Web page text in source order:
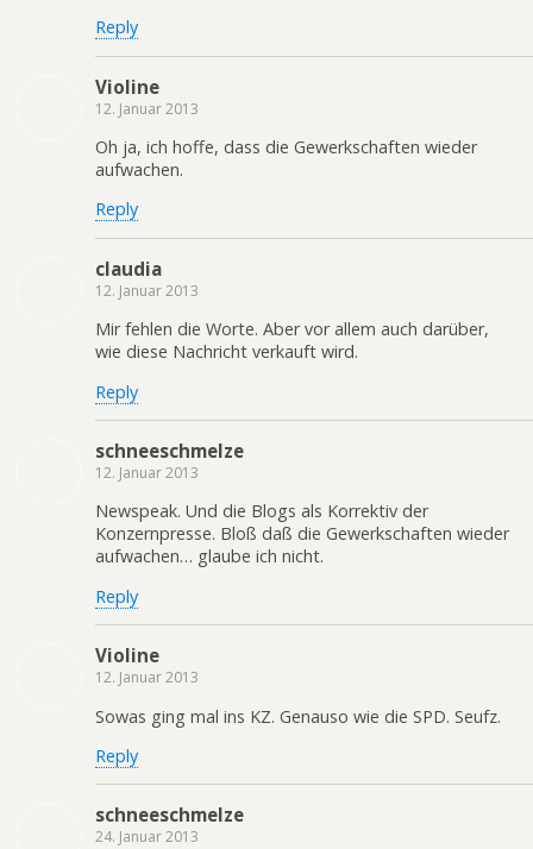
Reply
Violine
12. Januar 2013
Oh ja, ich hoffe, dass die Gewerkschaften wieder
aufwachen.
Reply
claudia
12. Januar 2013
Mir fehlen die Worte. Aber vor allem auch darüber,
wie diese Nachricht verkauft wird.
Reply
schneeschmelze
12. Januar 2013
Newspeak. Und die Blogs als Korrektiv der
Konzernpresse. Bloß daß die Gewerkschaften wieder
aufwachen… glaube ich nicht.
Reply
Violine
12. Januar 2013
Sowas ging mal ins KZ. Genauso wie die SPD. Seufz.
Reply
schneeschmelze
24. Januar 2013